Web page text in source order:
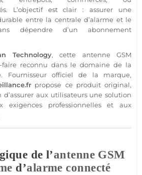
L’objectif est clair : assurer une
entre la centraled’alarme et le
dépendre d’un abonnement
Technology, cette antenne GSM
faire reconnu dans le domaine de la
Fournisseur officiel de la marque,
.fr propose ce produit original,
aux utilisateurs une solution
exigences professionnelles et aux
de l’antenne GSM
d’alarme connecté